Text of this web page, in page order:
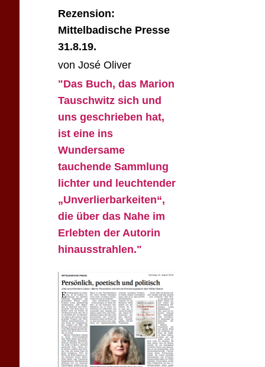
Rezension:
Mittelbadische Presse
31.8.19.
von José Oliver
"Das Buch, das Marion
Tauschwitz sich und
uns geschrieben hat,
ist eine ins
Wundersame
tauchende Sammlung
lichter und leuchtender
„Unverlierbarkeiten“,
die über das Nahe im
Erlebten der Autorin
hinausstrahlen."